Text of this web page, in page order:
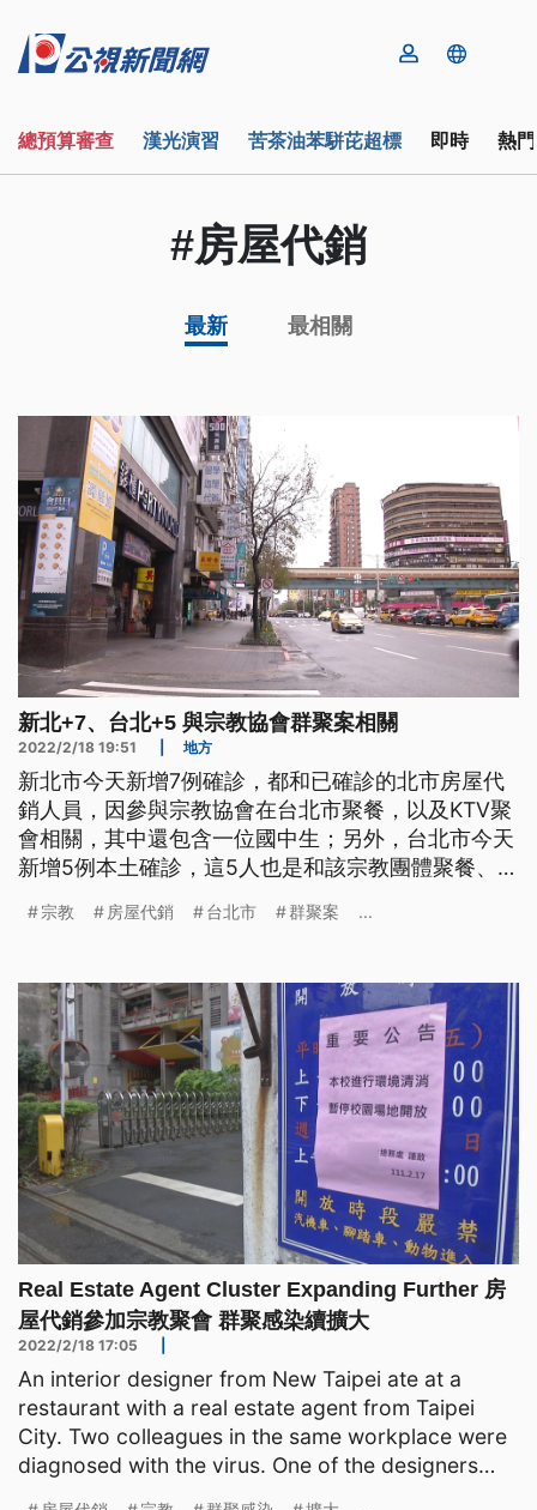
總預算審查 漢光演習 苦茶油苯駢芘超標 即時 熱
#房屋代銷
最新 最相關
新北+7、台北+5 與宗教協會群聚案相關
2022/2/18 19:51 地方
新北市今天新增7例確診，都和已確診的北市房屋代
銷人員，因參與宗教協會在台北市聚餐，以及KTV聚
會相關，其中還包含一位國中生；另外，台北市今天
新增5例本土確診，這5人也是和該宗教團體聚餐、唱
宗教 房屋代銷 台北市 群聚案 ...
Real Estate Agent Cluster Expanding Further 房
屋代銷參加宗教聚會 群聚感染續擴大
2022/2/18 17:05
An interior designer from New Taipei ate at a
restaurant with a real estate agent from Taipei
City. Two colleagues in the same workplace were
diagnosed with the virus. One of the designers